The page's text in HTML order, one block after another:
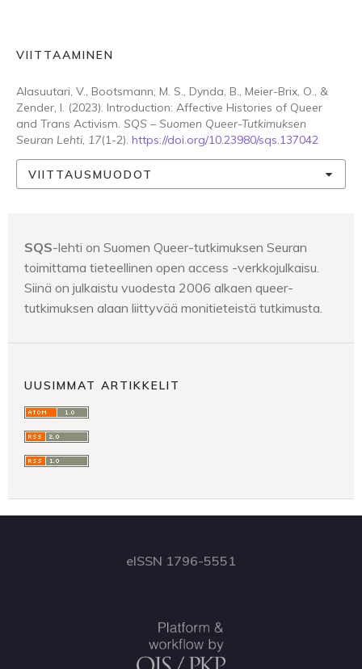
VIITTAAMINEN
Alasuutari, V., Bootsmann, M. S., Dynda, B., Meier-Brix, O., &
Zender, I. (2023). Introduction: Affective Histories of Queer
and Trans Activism. SQS – Suomen Queer-Tutkimuksen
Seuran Lehti, 17(1-2). https://doi.org/10.23980/sqs.137042
VIITTAUSMUODOT
SQS-lehti on Suomen Queer-tutkimuksen Seuran
toimittama tieteellinen open access -verkkojulkaisu.
Siinä on julkaistu vuodesta 2006 alkaen queer-
tutkimuksen alaan liittyvää monitieteistä tutkimusta.
UUSIMMAT ARTIKKELIT
eISSN 1796-5551